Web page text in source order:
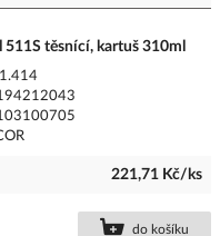
těsnící, kartuš 310ml
221,71 Kč/ks
do košíku